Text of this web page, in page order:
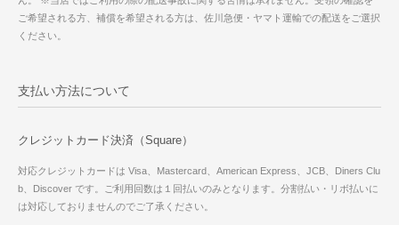
ご希望される方、補償を希望される方は、佐川急便・ヤマト運輸での配送をご選択
ください。
支払い方法について
クレジットカード決済（Square）
対応クレジットカードは Visa、Mastercard、American Express、JCB、Diners Clu
b、Discover です。ご利用回数は１回払いのみとなります。分割払い・リボ払いに
は対応しておりませんのでご了承ください。